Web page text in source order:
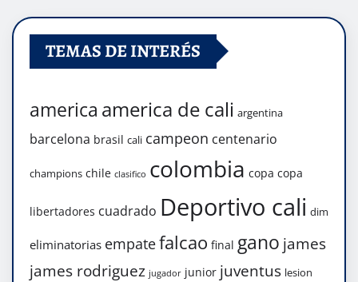
TEMAS DE INTERÉS
america america de cali argentina
barcelona brasil cali campeon centenario
champions chile clasifico colombia copa copa
libertadores cuadrado Deportivo cali dim
eliminatorias empatefalcao final gano james
james rodriguez jugador junior juventus lesion